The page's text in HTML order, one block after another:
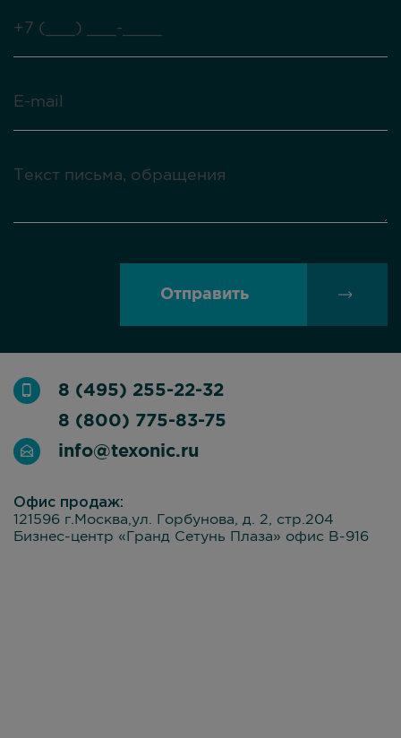
Отправить
8 (495) 255-22-32
8 (800) 775-83-75
info@texonic.ru
Офис продаж:
121596 г.Москва,ул. Горбунова, д. 2, стр.204
Бизнес-центр «Гранд Сетунь Плаза» офис В-916